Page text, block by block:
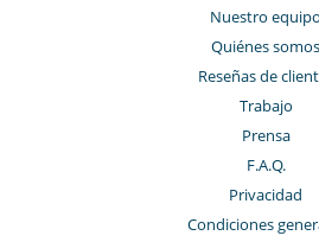
Nuestro equipo
Quiénes somos
Reseñas de
Trabajo
Prensa
F.A.Q.
Privacidad
Condiciones